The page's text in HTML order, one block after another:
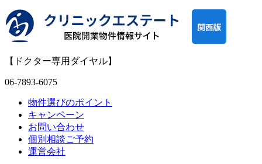
【ドクター専用ダイヤル】
06-7893-6075
物件選びのポイント
キャンペーン
お問い合わせ
個別相談ご予約
運営会社